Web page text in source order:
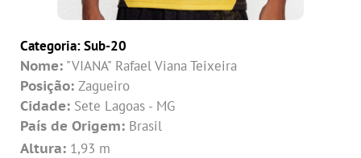
Categoria:Sub-20
Nome: "VIANA" Rafael Viana Teixeira
Posição: Zagueiro
Cidade: Sete Lagoas - MG
País de Origem: Brasil
Altura: 1,93 m